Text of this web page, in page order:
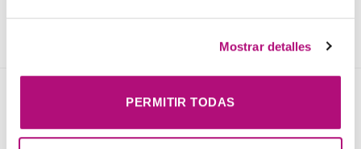
Mostrar detalles
PERMITIR TODAS